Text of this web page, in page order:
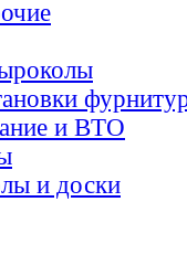
и ВТО
и доски